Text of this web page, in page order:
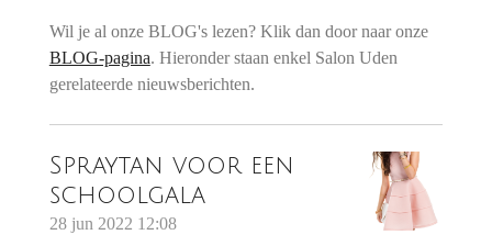
Wil je al onze BLOG's lezen? Klik dan door naar onze
BLOG-pagina. Hieronder staan enkel Salon Uden
gerelateerde nieuwsberichten.
Spraytan voor een
schoolgala
28 jun 2022 12:08